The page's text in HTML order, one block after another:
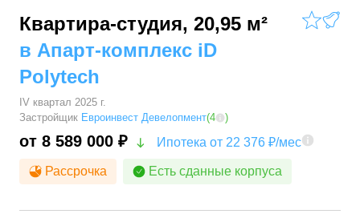
Квартира-студия, 20,95 м²
в Апарт-комплекс iD
Polytech
IV квартал 2025 г.
Застройщик Евроинвест Девелопмент(4 )
от 8 589 000 ₽ Ипотека от 22 376 ₽/мес
Рассрочка Есть сданные корпуса